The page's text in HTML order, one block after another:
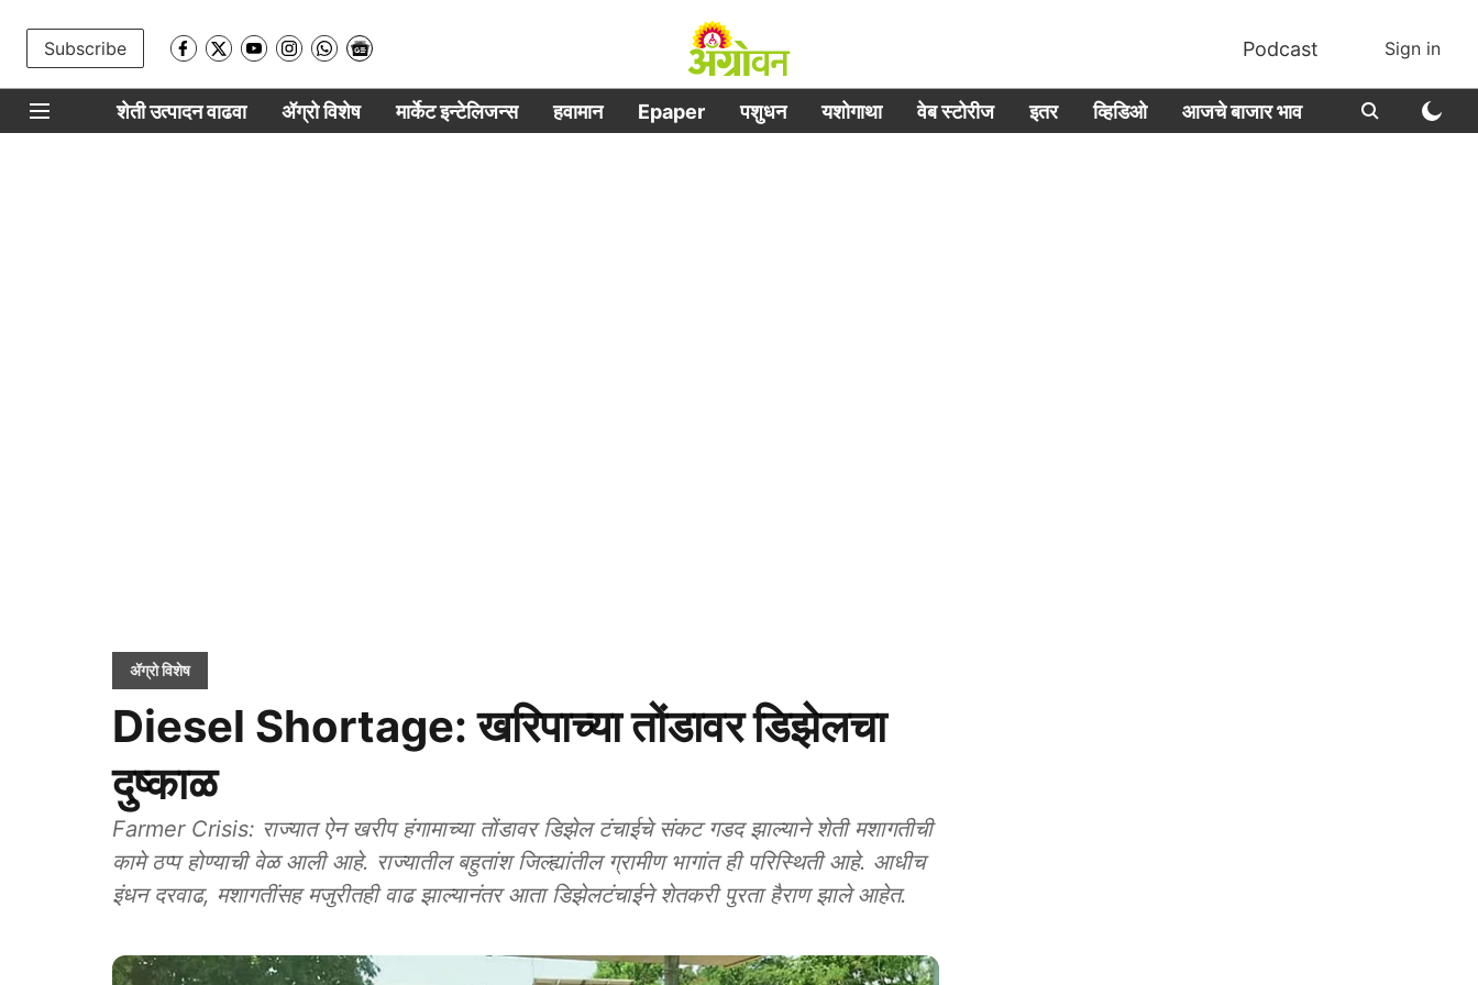
Subscribe Podcast Sign in
शेती उत्पादन वाढवा ॲग्रो विशेष मार्केट इन्टेलिजन्स हवामान Epaper पशुधन यशोगाथा वेब स्टोरीज इतर व्हिडिओ आजचे बाजार भाव
ॲग्रो विशेष
Diesel Shortage: खरिपाच्या तोंडावर डिझेलचा
दुष्काळ
Farmer Crisis: राज्यात ऐन खरीप हंगामाच्या तोंडावर डिझेल टंचाईचे संकट गडद झाल्याने शेती मशागतीची
कामे ठप्प होण्याची वेळ आली आहे. राज्यातील बहुतांश जिल्ह्यांतील ग्रामीण भागांत ही परिस्थिती आहे. आधीच
इंधन दरवाढ, मशागतींसह मजुरीतही वाढ झाल्यानंतर आता डिझेलटंचाईने शेतकरी पुरता हैराण झाले आहेत.